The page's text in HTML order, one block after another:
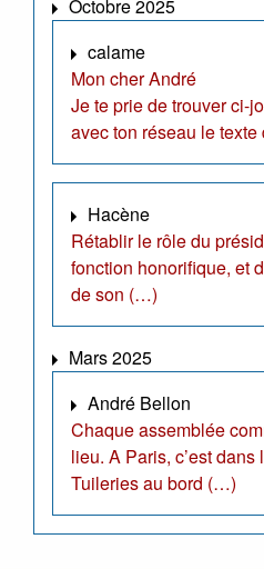
Octobre 2025
calame
Mon cher André
Je te prie de trouver ci-
avec ton réseau le
Hacène
Rétablir le rôle du
fonction honorifique, et
de son (…)
Mars 2025
André Bellon
Chaque assemblée
lieu. A Paris, c’est
Tuileries au bord (…)